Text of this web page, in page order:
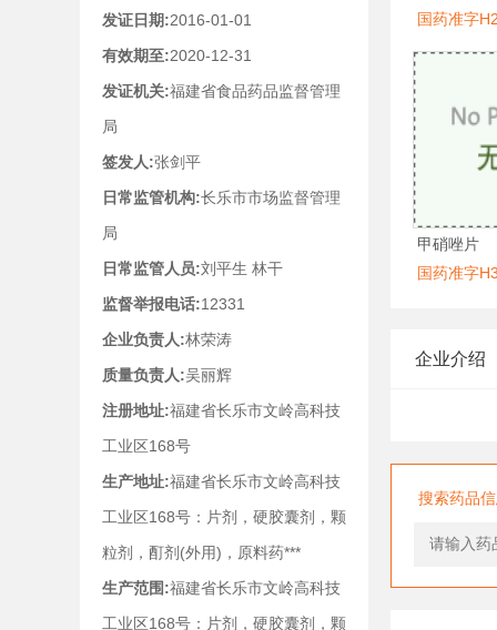
国药准字
甲硝唑片
国药准字
企业介绍
搜索药品
发证日期:2016-01-01
有效期至:2020-12-31
发证机关:福建省食品药品监督管理
局
签发人:张剑平
日常监管机构:长乐市市场监督管理
局
日常监管人员:刘平生 林干
监督举报电话:12331
企业负责人:林荣涛
质量负责人:吴丽辉
注册地址:福建省长乐市文岭高科技
工业区168号
生产地址:福建省长乐市文岭高科技
工业区168号：片剂，硬胶囊剂，颗
粒剂，酊剂(外用)，原料药***
生产范围:福建省长乐市文岭高科技
工业区168号：片剂，硬胶囊剂，颗